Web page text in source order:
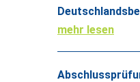
mehr lesen